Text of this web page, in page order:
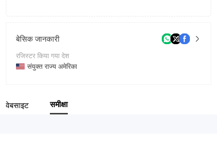
बेसिक जानकारी
रजिस्टर किया गया देश
संयुक्त राज्य अमेरिका
कंपनी का नाम
वेबसाइट समीक्षा